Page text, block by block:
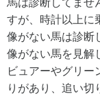
馬は診断してませ
すが、時計以上に
像がない馬は診断
像がない馬を見解
ビュアーやグリー
りがあり、追い切